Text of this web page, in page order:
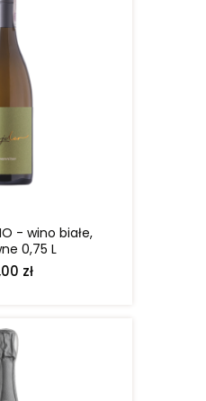
- wino białe,
0,75 L
zł